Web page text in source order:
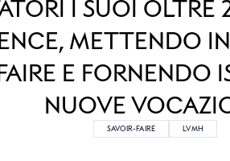
I SUOI OLTRE
METTENDO
E FORNENDO
NUOVE
SAVOIR-FAIRE LVMH